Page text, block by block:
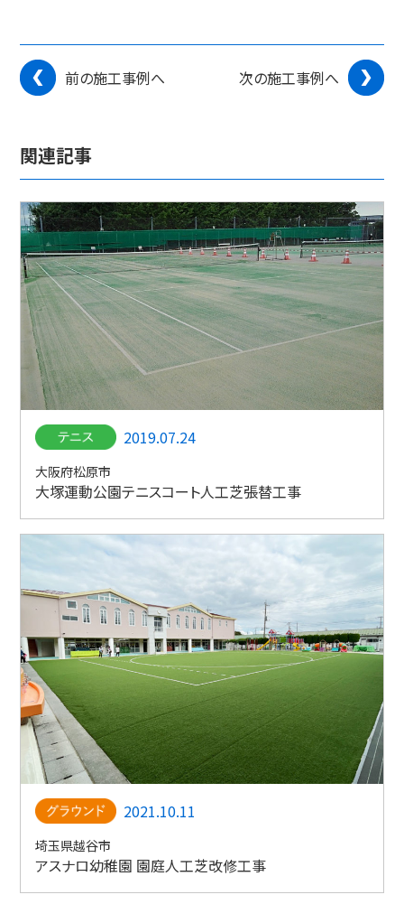
前の施工事例へ 次の施工事例へ
関連記事
2019.07.24
大阪府松原市
大塚運動公園テニスコート人工芝張替工事
2021.10.11
埼玉県越谷市
アスナロ幼稚園 園庭人工芝改修工事